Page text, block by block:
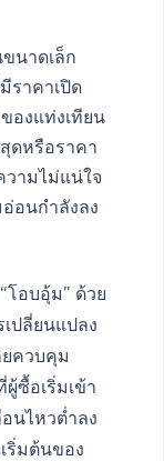
ขนาดเล็ก
ราคาเปิด
องแท่งเทียน
ดหรือราคา
วามไม่แน่ใจ
อนกำลังลง
โอบอุ้ม” ด้วย
ปลี่ยนแปลง
ควบคุม
ซื้อเริ่มเข้า
นไหวต่ำลง
ริ่มต้นของ